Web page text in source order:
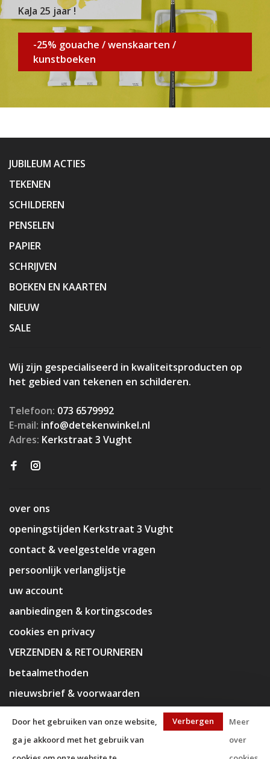
KaJa 25 jaar !
-25% gouache / wenskaarten /
kunstboeken
JUBILEUM ACTIES
TEKENEN
SCHILDEREN
PENSELEN
PAPIER
SCHRIJVEN
BOEKEN EN KAARTEN
NIEUW
SALE
Wij zijn gespecialiseerd in kwaliteitsproducten op
het gebied van tekenen en schilderen.
Telefoon: 073 6579992
E-mail: info@detekenwinkel.nl
Adres: Kerkstraat 3 Vught
over ons
openingstijden Kerkstraat 3 Vught
contact & veelgestelde vragen
persoonlijk verlanglijstje
uw account
aanbiedingen & kortingscodes
cookies en privacy
VERZENDEN & RETOURNEREN
betaalmethoden
nieuwsbrief & voorwaarden
Door het gebruiken van onze website,
ga je akkoord met het gebruik van
Verbergen
Meer
over